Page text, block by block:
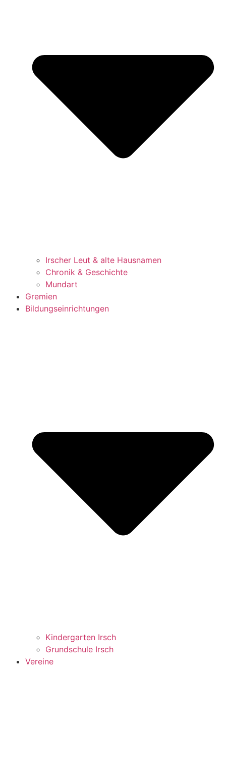
Irscher Leut & alte Hausnamen
Chronik & Geschichte
Mundart
Gremien
Bildungseinrichtungen
Kindergarten Irsch
Grundschule Irsch
Vereine